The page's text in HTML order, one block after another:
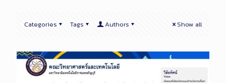
Categories Tags Authors Show all